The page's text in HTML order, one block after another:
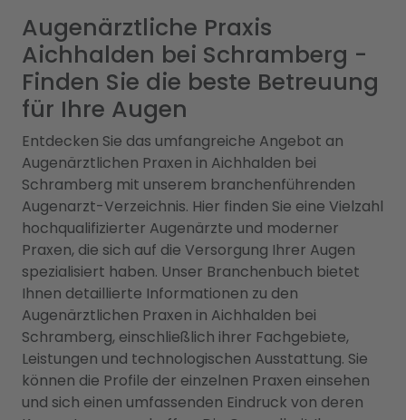
Augenärztliche Praxis
Aichhalden bei Schramberg -
Finden Sie die beste Betreuung
für Ihre Augen
Entdecken Sie das umfangreiche Angebot an
Augenärztlichen Praxen in Aichhalden bei
Schramberg mit unserem branchenführenden
Augenarzt-Verzeichnis. Hier finden Sie eine Vielzahl
hochqualifizierter Augenärzte und moderner
Praxen, die sich auf die Versorgung Ihrer Augen
spezialisiert haben. Unser Branchenbuch bietet
Ihnen detaillierte Informationen zu den
Augenärztlichen Praxen in Aichhalden bei
Schramberg, einschließlich ihrer Fachgebiete,
Leistungen und technologischen Ausstattung. Sie
können die Profile der einzelnen Praxen einsehen
und sich einen umfassenden Eindruck von deren